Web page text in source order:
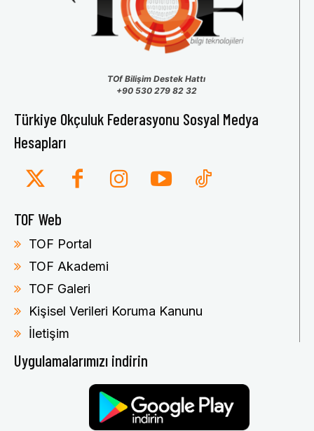
TOf Bilişim Destek Hattı
+90 530 279 82 32
Türkiye Okçuluk Federasyonu Sosyal Medya
Hesapları
TOF Web
TOF Portal
TOF Akademi
TOF Galeri
Kişisel Verileri Koruma Kanunu
İletişim
Uygulamalarımızı indirin